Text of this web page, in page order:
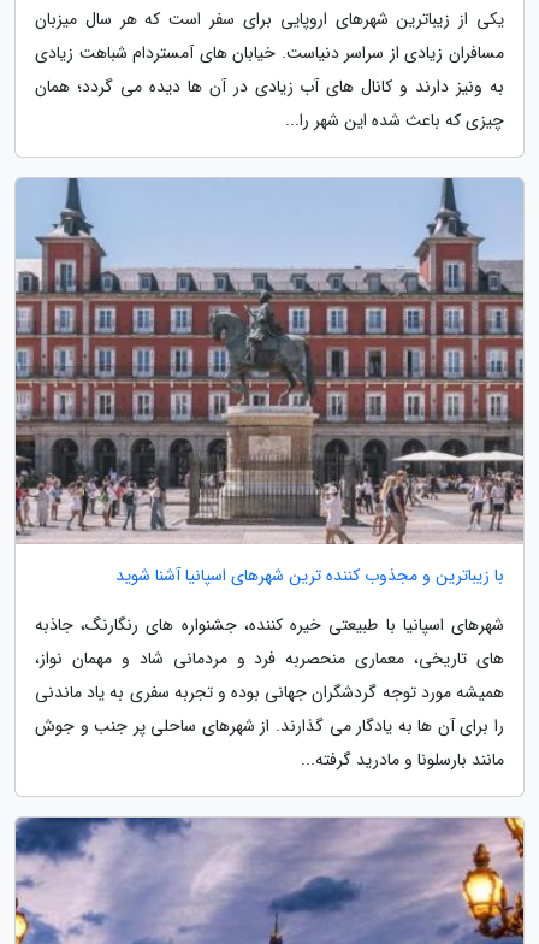
یکی از زیباترین شهرهای اروپایی برای سفر است که هر سال میزبان
مسافران زیادی از سراسر دنیاست. خیابان های آمستردام شباهت زیادی
به ونیز دارند و کانال های آب زیادی در آن ها دیده می گردد؛ همان
چیزی که باعث شده این شهر را...
با زیباترین و مجذوب کننده ترین شهرهای اسپانیا آشنا شوید
شهرهای اسپانیا با طبیعتی خیره کننده، جشنواره های رنگارنگ، جاذبه
های تاریخی، معماری منحصربه فرد و مردمانی شاد و مهمان نواز،
همیشه مورد توجه گردشگران جهانی بوده و تجربه سفری به یاد ماندنی
را برای آن ها به یادگار می گذارند. از شهرهای ساحلی پر جنب و جوش
مانند بارسلونا و مادرید گرفته...